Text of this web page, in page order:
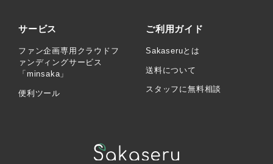
サービス
ファン企画専用クラウドフ
ァンディングサービス
「minsaka」
便利ツール
ご利用ガイド
Sakaseruとは
送料について
スタッフに無料相談